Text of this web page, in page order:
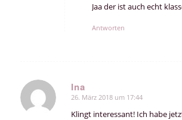
Jaa der ist auch echt
Antworten
Ina
sagte:
26. März 2018 um 17:44
Klingt interessant! Ich habe